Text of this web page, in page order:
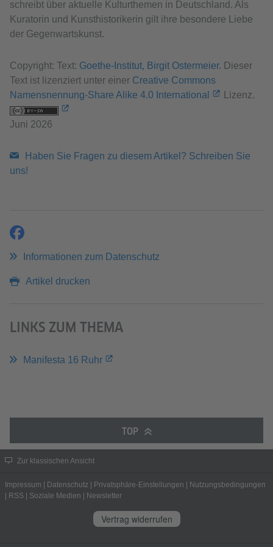
schreibt über aktuelle Kulturthemen in Deutschland. Als
Kuratorin und Kunsthistorikerin gilt ihre besondere Liebe
der Gegenwartskunst.
Copyright: Text: Goethe-Institut, Birgit Ostermeier. Dieser
Text ist lizenziert unter einer Creative Commons
Namensnennung-Share Alike 4.0 International
Lizenz.
Juni 2026
Haben Sie Fragen zu diesem Artikel? Schreiben Sie
uns!
teilen
Informationen zum Datenschutz
Artikel drucken
LINKS ZUM THEMA
Manifesta 16 Ruhr
TOP
Zur klassischen Ansicht
Impressum Datenschutz Privatsphäre-Einstellungen
Nutzungsbedingungen
RSS Soziale Medien Newsletter
Vertrag widerrufen